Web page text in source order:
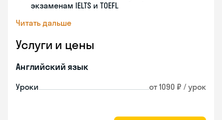
экзаменам IELTS и TOEFL
Читать дальше
Услуги и цены
Английский язык
Уроки от 1090 ₽ / урок